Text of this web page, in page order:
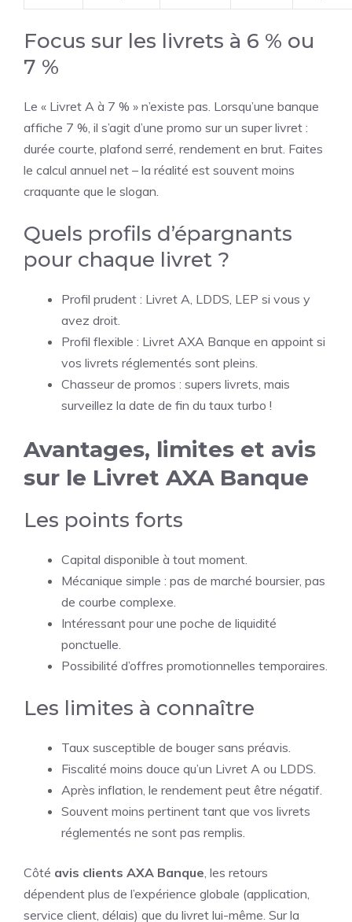
Focus sur les livrets à 6 % ou
7 %
Le « Livret A à 7 % » n’existe pas. Lorsqu’une banque
affiche 7 %, il s’agit d’une promo sur un super livret :
durée courte, plafond serré, rendement en brut. Faites
le calcul annuel net – la réalité est souvent moins
craquante que le slogan.
Quels profils d’épargnants
pour chaque livret ?
Profil prudent : Livret A, LDDS, LEP si vous y
avez droit.
Profil flexible : Livret AXA Banque en appoint si
vos livrets réglementés sont pleins.
Chasseur de promos : supers livrets, mais
surveillez la date de fin du taux turbo !
Avantages, limites et avis
sur le Livret AXA Banque
Les points forts
Capital disponible à tout moment.
Mécanique simple : pas de marché boursier, pas
de courbe complexe.
Intéressant pour une poche de liquidité
ponctuelle.
Possibilité d’offres promotionnelles temporaires.
Les limites à connaître
Taux susceptible de bouger sans préavis.
Fiscalité moins douce qu’un Livret A ou LDDS.
Après inflation, le rendement peut être négatif.
Souvent moins pertinent tant que vos livrets
réglementés ne sont pas remplis.
Côté avis clients AXA Banque, les retours
dépendent plus de l’expérience globale (application,
service client, délais) que du livret lui-même. Sur la